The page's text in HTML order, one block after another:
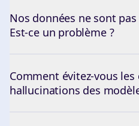
Nos données ne sont
Est-ce un problème ?
Comment évitez-vous les
hallucinations des